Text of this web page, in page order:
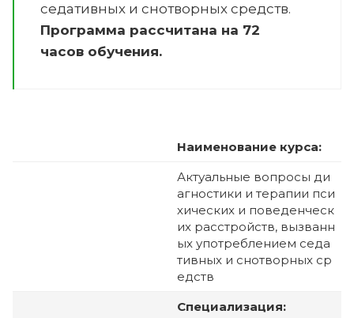
седативных и снотворных средств.
Программа рассчитана на 72
часов обучения.
Наименование курса:
Актуальные вопросы ди
агностики и терапии пси
хических и поведенческ
их расстройств, вызванн
ых употреблением седа
тивных и снотворных ср
едств
Специализация: